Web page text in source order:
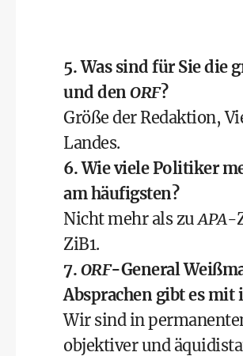
5. Was sind für Sie die
und den ORF?
Größe der Redaktion,
Landes.
6. Wie viele Politiker
am häufigsten?
Nicht mehr als zuAPA-
ZiB1.
7. ORF-General
Absprachen gibt es mit
Wir sind in
objektiver und